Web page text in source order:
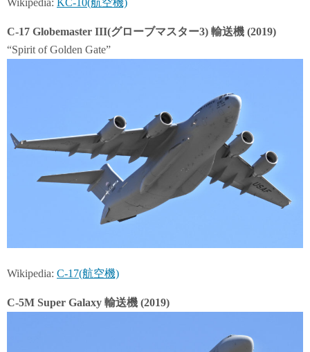
C-17 Globemaster III(グローブマスター3) 輸送機 (2019)
“Spirit of Golden Gate”
Wikipedia: C-17(航空機)
C-5M Super Galaxy 輸送機 (2019)